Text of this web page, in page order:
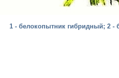
1 - белокопытник гибридный; 2 -